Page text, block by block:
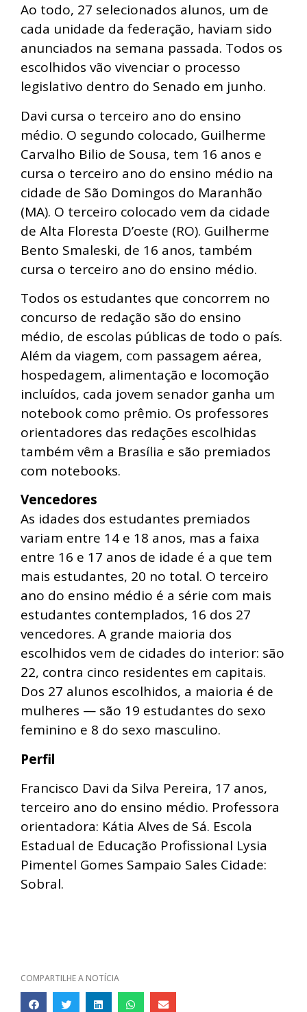
Ao todo, 27 selecionados alunos, um de
cada unidade da federação, haviam sido
anunciados na semana passada. Todos os
escolhidos vão vivenciar o processo
legislativo dentro do Senado em junho.
Davi cursa o terceiro ano do ensino
médio. O segundo colocado, Guilherme
Carvalho Bilio de Sousa, tem 16 anos e
cursa o terceiro ano do ensino médio na
cidade de São Domingos do Maranhão
(MA). O terceiro colocado vem da cidade
de Alta Floresta D’oeste (RO). Guilherme
Bento Smaleski, de 16 anos, também
cursa o terceiro ano do ensino médio.
Todos os estudantes que concorrem no
concurso de redação são do ensino
médio, de escolas públicas de todo o país.
Além da viagem, com passagem aérea,
hospedagem, alimentação e locomoção
incluídos, cada jovem senador ganha um
notebook como prêmio. Os professores
orientadores das redações escolhidas
também vêm a Brasília e são premiados
com notebooks.
Vencedores
As idades dos estudantes premiados
variam entre 14 e 18 anos, mas a faixa
entre 16 e 17 anos de idade é a que tem
mais estudantes, 20 no total. O terceiro
ano do ensino médio é a série com mais
estudantes contemplados, 16 dos 27
vencedores. A grande maioria dos
escolhidos vem de cidades do interior: são
22, contra cinco residentes em capitais.
Dos 27 alunos escolhidos, a maioria é de
mulheres — são 19 estudantes do sexo
feminino e 8 do sexo masculino.
Perfil
Francisco Davi da Silva Pereira, 17 anos,
terceiro ano do ensino médio. Professora
orientadora: Kátia Alves de Sá. Escola
Estadual de Educação Profissional Lysia
Pimentel Gomes Sampaio Sales Cidade:
Sobral.
COMPARTILHE A NOTÍCIA